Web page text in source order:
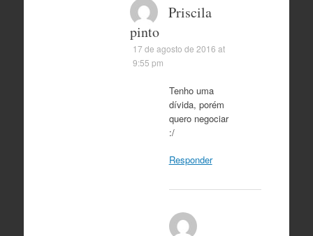
Priscila
pinto
17 de agosto de 2016 at
9:55 pm
Tenho uma
dívida, porém
quero negociar
:/
Responder